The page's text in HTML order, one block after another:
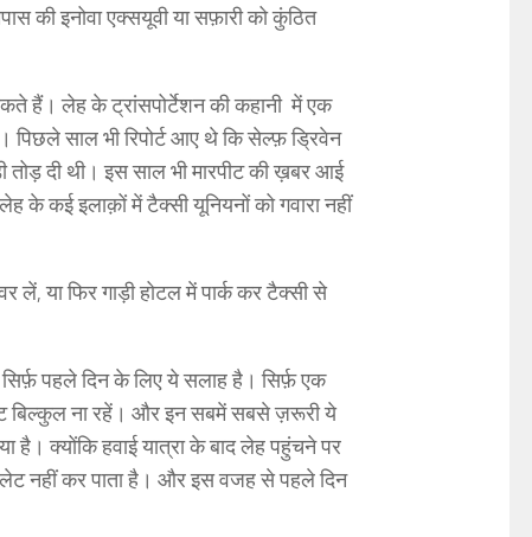
की इनोवा एक्सयूवी या सफ़ारी को कुंठित
हैं। लेह के ट्रांसपोर्टेशन की कहानी में एक
पिछले साल भी रिपोर्ट आए थे कि सेल्फ़ ड्रिवेन
दी थी। इस साल भी मारपीट की ख़बर आई
कई इलाक़ों में टैक्सी यूनियनों को गवारा नहीं
लें, या फिर गाड़ी होटल में पार्क कर टैक्सी से
पहले दिन के लिए ये सलाह है। सिर्फ़ एक
बिल्कुल ना रहें। और इन सबमें सबसे ज़रूरी ये
है। क्योंकि हवाई यात्रा के बाद लेह पहुंचने पर
नहीं कर पाता है। और इस वजह से पहले दिन